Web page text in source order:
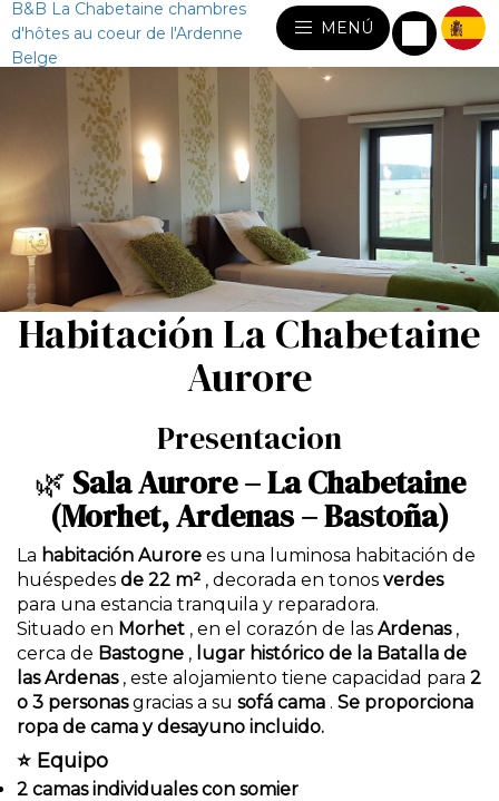
B&B La Chabetaine chambres
d'hôtes au coeur de l'Ardenne
Belge
MENÚ
Habitación La Chabetaine
Aurore
Presentacion
🌿 Sala Aurore – La Chabetaine
(Morhet, Ardenas – Bastoña)
La habitación Aurore es una luminosa habitación de
huéspedes de 22 m² , decorada en tonos verdes
para una estancia tranquila y reparadora.
Situado en Morhet , en el corazón de las Ardenas,
cerca de Bastogne , lugar histórico de la Batalla de
las Ardenas, este alojamiento tiene capacidad para 2
o 3 personasgracias a su sofá cama . Se proporciona
ropa de cama y desayuno incluido.
⭐ Equipo
2 camas individuales con somier